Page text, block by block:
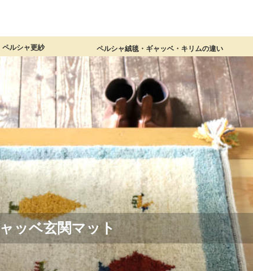
）
） ）
））
200×150cm）
以上）
ングサイズ）
ッションカバー
ッションカバー
細いキリム）
】
ペルシャ更紗
ペルシャ更紗 商品一覧
小さなペルシャ更紗
長方形（小さめ）
長方形（大きめ）
正方形（各サイズ）
円形（各サイズ）
ペルシャ更紗【総合ガイド】
ペルシャ絨毯・ギャッベ・キリムの違い
ッベ玄関マット